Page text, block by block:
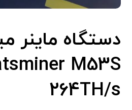
دستگاه ماینر
M53S
264TH/s